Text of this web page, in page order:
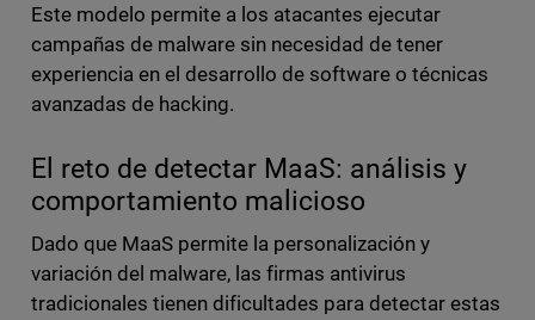
Este modelo permite a los atacantes ejecutar
campañas de malware sin necesidad de tener
experiencia en el desarrollo de software o técnicas
avanzadas de hacking.
El reto de detectar MaaS: análisis y
comportamiento malicioso
Dado que MaaS permite la personalización y
variación del malware, las firmas antivirus
tradicionales tienen dificultades para detectar estas